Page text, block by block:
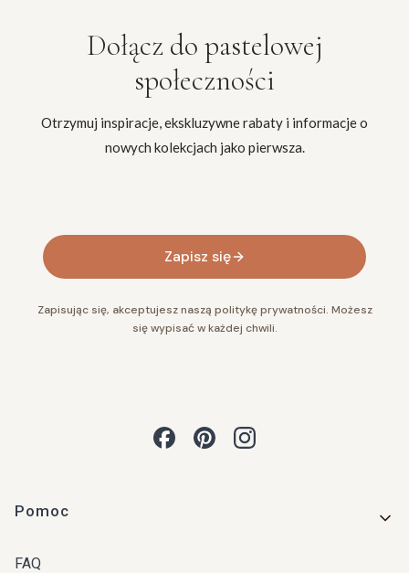
Dołącz do pastelowej
społeczności
Otrzymuj inspiracje, ekskluzywne rabaty i informacje o
nowych kolekcjach jako pierwsza.
Zapisz się
Zapisując się, akceptujesz naszą politykę prywatności. Możesz
się wypisać w każdej chwili.
Linki w stopce
Pomoc
FAQ